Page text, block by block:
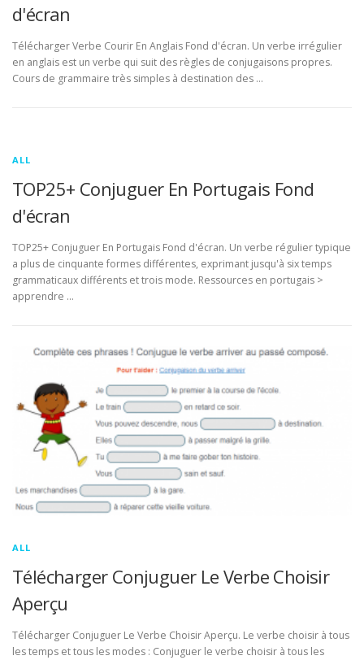
d'écran
Télécharger Verbe Courir En Anglais Fond d'écran. Un verbe irrégulier
en anglais est un verbe qui suit des règles de conjugaisons propres.
Cours de grammaire très simples à destination des …
ALL
TOP25+ Conjuguer En Portugais Fond
d'écran
TOP25+ Conjuguer En Portugais Fond d'écran. Un verbe régulier typique
a plus de cinquante formes différentes, exprimant jusqu'à six temps
grammaticaux différents et trois mode. Ressources en portugais >
apprendre …
ALL
Télécharger Conjuguer Le Verbe Choisir
Aperçu
Télécharger Conjuguer Le Verbe Choisir Aperçu. Le verbe choisir à tous
les temps et tous les modes : Conjuguer le verbe choisir à tous les